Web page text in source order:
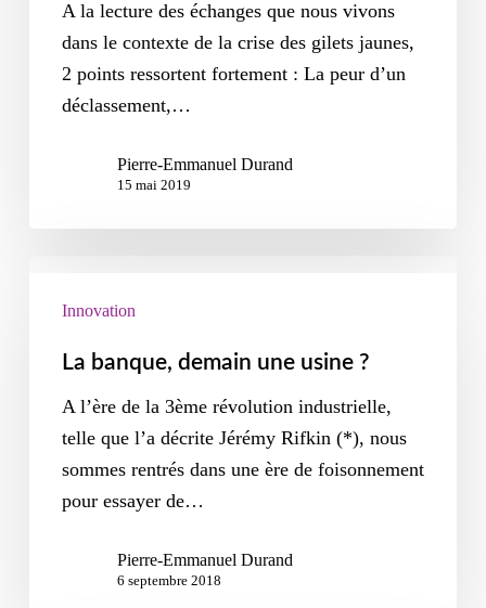
A la lecture des échanges que nous vivons
dans le contexte de la crise des gilets jaunes,
2 points ressortent fortement : La peur d’un
déclassement,…
Pierre-Emmanuel Durand
15 mai 2019
Innovation
La banque, demain une usine ?
A l’ère de la 3ème révolution industrielle,
telle que l’a décrite Jérémy Rifkin (*), nous
sommes rentrés dans une ère de foisonnement
pour essayer de…
Pierre-Emmanuel Durand
6 septembre 2018